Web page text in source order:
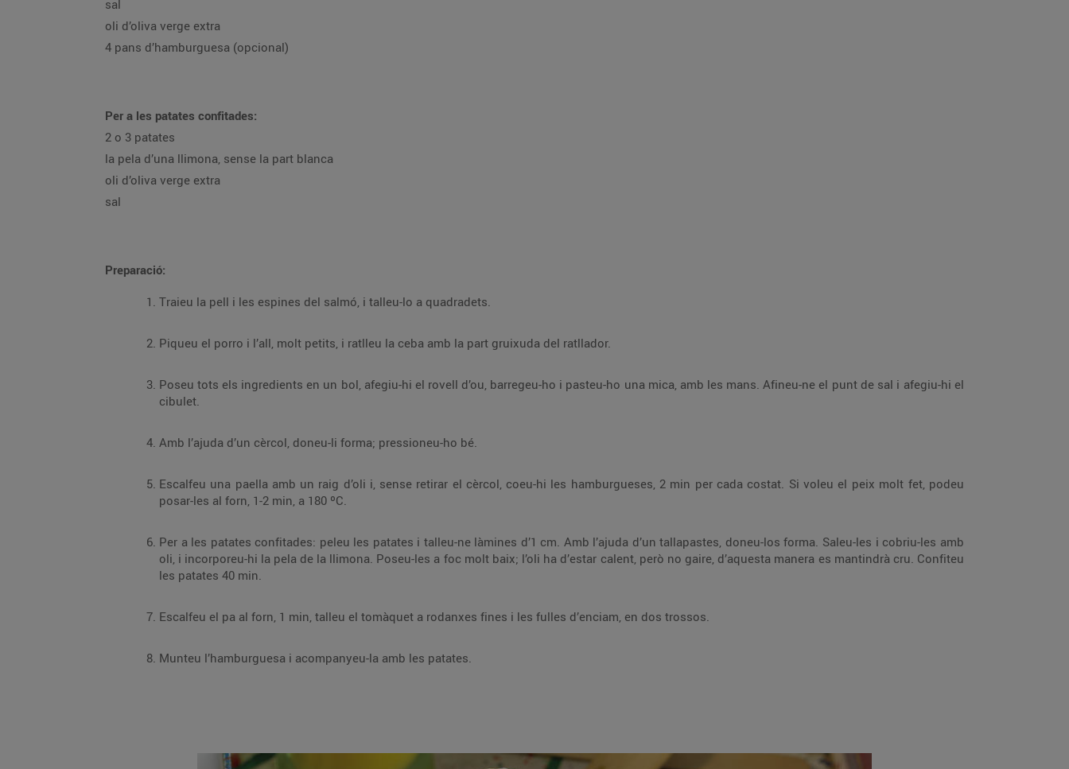
sal
oli d’oliva verge extra
4 pans d’hamburguesa (opcional)
Per a les patates confitades:
2 o 3 patates
la pela d’una llimona, sense la part blanca
oli d’oliva verge extra
sal
Preparació:
Traieu la pell i les espines del salmó, i talleu-lo a quadradets.
Piqueu el porro i l’all, molt petits, i ratlleu la ceba amb la part gruixuda del ratllador.
Poseu tots els ingredients en un bol, afegiu-hi el rovell d’ou, barregeu-ho i pasteu-ho una mica, amb les mans. Afineu-ne el punt de sal i afegiu-hi el
cibulet.
Amb l’ajuda d’un cèrcol, doneu-li forma; pressioneu-ho bé.
Escalfeu una paella amb un raig d’oli i, sense retirar el cèrcol, coeu-hi les hamburgueses, 2 min per cada costat. Si voleu el peix molt fet, podeu
posar-les al forn, 1-2 min, a 180 ºC.
Per a les patates confitades: peleu les patates i talleu-ne làmines d’1 cm. Amb l’ajuda d’un tallapastes, doneu-los forma. Saleu-les i cobriu-les amb
oli, i incorporeu-hi la pela de la llimona. Poseu-les a foc molt baix; l’oli ha d’estar calent, però no gaire, d’aquesta manera es mantindrà cru. Confiteu
les patates 40 min.
Escalfeu el pa al forn, 1 min, talleu el tomàquet a rodanxes fines i les fulles d’enciam, en dos trossos.
Munteu l’hamburguesa i acompanyeu-la amb les patates.